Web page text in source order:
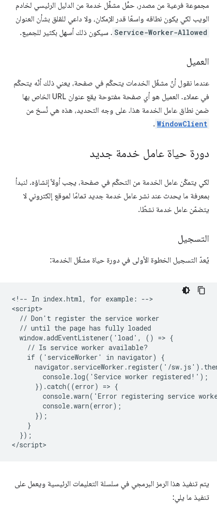
مجموعة فرعية من مصدر، حمِّل مشغِّل خدمة من الدليل الرئيسي لخادم
الويب لكي يكون نطاقه واسعًا قدر الإمكان، ولا داعي للقلق بشأن العنوان
Service-Worker-Allowed . سيكون ذلك أسهل بكثير للجميع.
العميل
عندما نقول أنّ مشغّل الخدمات يتحكّم في صفحة، يعني ذلك أنّه يتحكّم
في عملاء. العميل هو أي صفحة مفتوحة يقع عنوان URL الخاص بها
ضمن نطاق عامل الخدمة هذا. على وجه التحديد، هذه هي نُسخ من
WindowClient
.
دورة حياة عامل خدمة جديد
لكي يتمكّن عامل الخدمة من التحكّم في صفحة، يجب أولاً إنشاؤه. لنبدأ
بمعرفة ما يحدث عند نشر عامل خدمة جديد تمامًا لموقع إلكتروني لا
يتضمّن عامل خدمة نشطًا.
التسجيل
يُعدّ التسجيل الخطوة الأولى في دورة حياة مشغّل الخدمة:
<!-- In index.html, for example: -->
<script>
  // Don't register the service worker
  // until the page has fully loaded
  window.addEventListener('load', () => {
    // Is service worker available?
    if ('serviceWorker' in navigator) {
navigator.serviceWorker.register('/
        console.log('Service worker registered!');
      }).catch((error) => {
console.warn('Error registering service
        console.warn(error);
      });
    }
  });
يتم تنفيذ هذا الرمز البرمجي في سلسلة التعليمات الرئيسية ويعمل على
تنفيذ ما يلي: